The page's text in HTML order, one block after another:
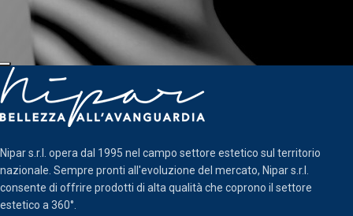
Nipar s.r.l. opera dal 1995 nel campo settore estetico sul territorio
nazionale. Sempre pronti all'evoluzione del mercato, Nipar s.r.l.
consente di offrire prodotti di alta qualità che coprono il settore
estetico a 360°.